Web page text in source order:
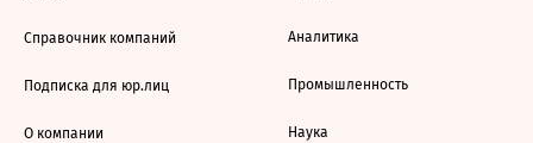
Справочник компаний
Подписка для юр.лиц
О компании
Аналитика
Промышленность
Наука